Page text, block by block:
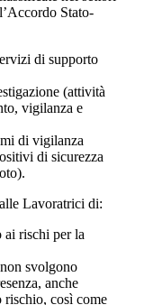
Stato-
di supporto
(attività
vigilanza e
di vigilanza
di sicurezza
Lavoratrici di:
rischi per la
svolgono
anche
così come